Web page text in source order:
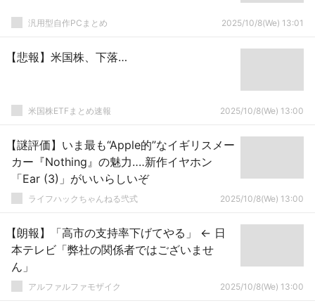
汎用型自作PCまとめ 2025/10/8(We) 13:01
【悲報】米国株、下落…
米国株ETFまとめ速報 2025/10/8(We) 13:00
【謎評価】いま最も“Apple的”なイギリスメー
カー『Nothing』の魅力‥‥新作イヤホン
「Ear (3)」がいいらしいぞ
ライフハックちゃんねる弐式 2025/10/8(We) 13:00
【朗報】「高市の支持率下げてやる」 ← 日
本テレビ「弊社の関係者ではございませ
ん」
アルファルファモザイク 2025/10/8(We) 13:00